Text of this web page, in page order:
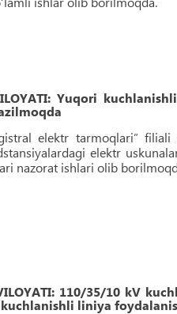
Yuqori
elektr tarmoqlari”
elektr
nazorat ishlari olib
110/35/10 kV
liniya